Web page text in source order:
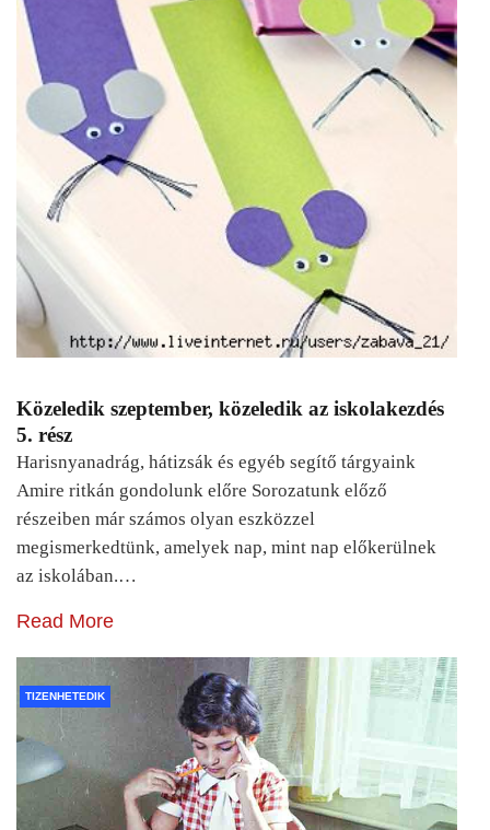
Közeledik szeptember, közeledik az iskolakezdés
5. rész
Harisnyanadrág, hátizsák és egyéb segítő tárgyaink
Amire ritkán gondolunk előre Sorozatunk előző
részeiben már számos olyan eszközzel
megismerkedtünk, amelyek nap, mint nap előkerülnek
az iskolában.…
Read More
TIZENHETEDIK